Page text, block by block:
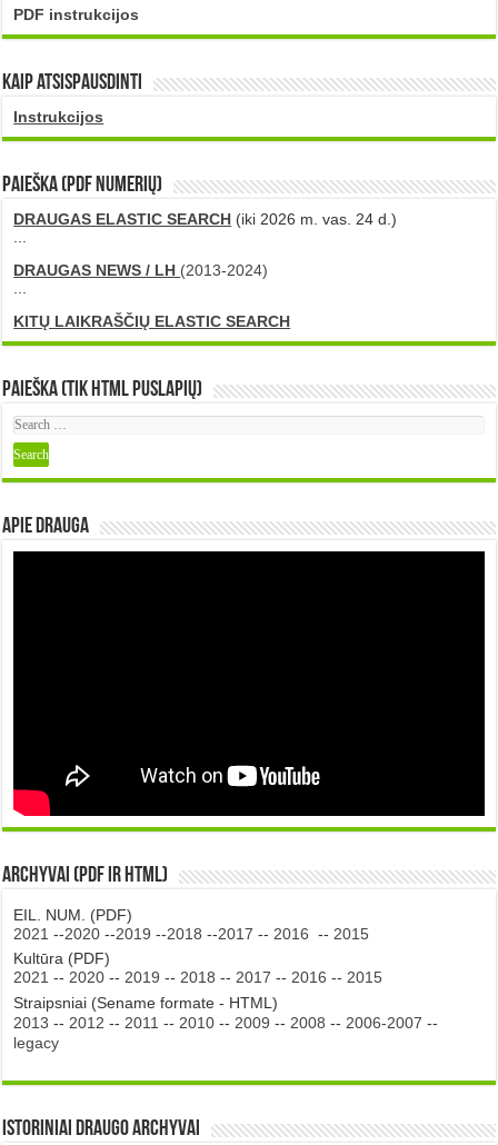
PDF instrukcijos
Kaip atsispausdinti
Instrukcijos
PAIEŠKA (PDF numerių)
DRAUGAS ELASTIC SEARCH (iki 2026 m. vas. 24 d.)
DRAUGAS NEWS / LH (2013-2024)
KITŲ LAIKRAŠČIŲ ELASTIC SEARCH
Paieška (tik HTML puslapių)
Apie DRAUGA
Archyvai (PDF ir HTML)
EIL. NUM. (PDF)
2021 --2020 --2019 --2018 --2017 -- 2016 -- 2015
Kultūra (PDF)
2021 -- 2020 -- 2019 -- 2018 -- 2017 -- 2016 -- 2015
Straipsniai (Sename formate - HTML)
2013 -- 2012 -- 2011 -- 2010 -- 2009 -- 2008 -- 2006-2007 --
legacy
Istoriniai DRAUGO Archyvai